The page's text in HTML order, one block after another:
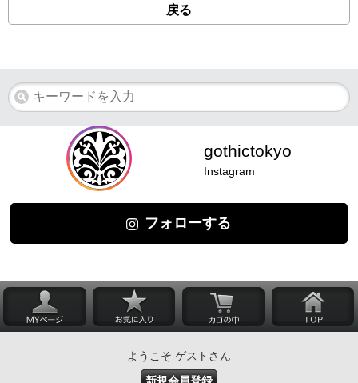
戻る
gothictokyo
Instagram
フォローする
ようこそ ゲストさん